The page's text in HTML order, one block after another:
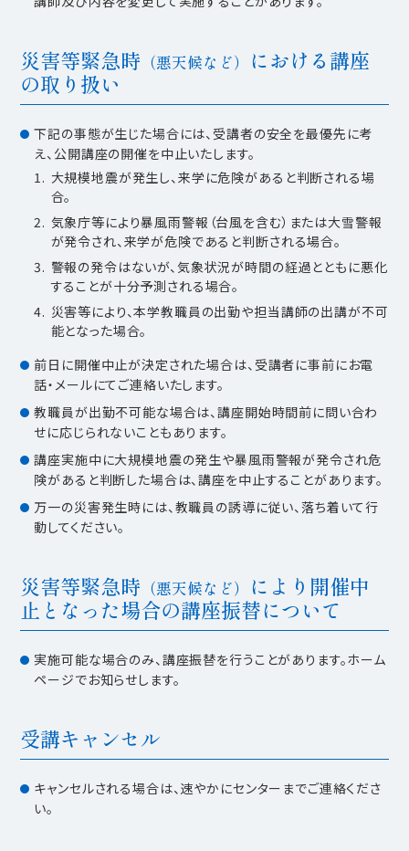
災害等緊急時 （悪天候など） における講座
の取り扱い
下記の事態が生じた場合には、受講者の安全を最優先に考
え、公開講座の開催を中止いたします。
大規模地震が発生し、来学に危険があると判断される場
合。
気象庁等により暴風雨警報（台風を含む）または大雪警報
が発令され、来学が危険であると判断される場合。
警報の発令はないが、気象状況が時間の経過とともに悪化
することが十分予測される場合。
災害等により、本学教職員の出勤や担当講師の出講が不可
能となった場合。
前日に開催中止が決定された場合は、受講者に事前にお電
話・メールにてご連絡いたします。
教職員が出勤不可能な場合は、講座開始時間前に問い合わ
せに応じられないこともあります。
講座実施中に大規模地震の発生や暴風雨警報が発令され危
険があると判断した場合は、講座を中止することがあります。
万一の災害発生時には、教職員の誘導に従い、落ち着いて行
動してください。
災害等緊急時 （悪天候など） により開催中
止となった場合の講座振替について
実施可能な場合のみ、講座振替を行うことがあります。ホーム
ページでお知らせします。
受講キャンセル
キャンセルされる場合は、速やかにセンターまでご連絡くださ
い。